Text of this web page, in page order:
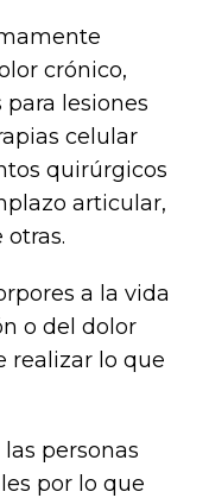
crónico,
lesiones
celular
quirúrgicos
articular,
otras.
a la vida
o del dolor
realizar lo que
personas
por lo que